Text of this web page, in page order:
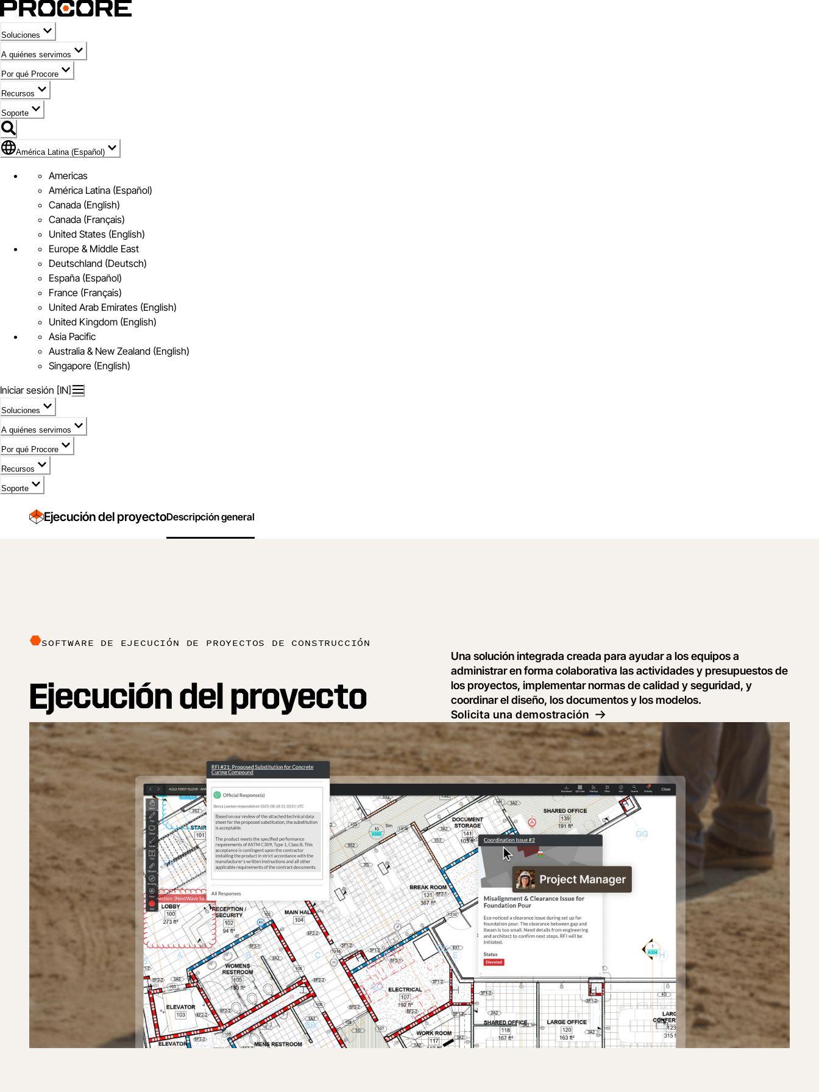
Soluciones
A quiénes servimos
Por qué Procore
Recursos
Soporte
Bandera de América Latina (Español)
América Latina (Español)
Americas
América Latina (Español)
Canada (English)
Canada (Français)
United States (English)
Europe & Middle East
Deutschland (Deutsch)
España (Español)
France (Français)
United Arab Emirates (English)
United Kingdom (English)
Asia Pacific
Australia & New Zealand (English)
Singapore (English)
Iniciar sesión [IN]
Soluciones
A quiénes servimos
Por qué Procore
Recursos
Soporte
Ejecución del proyectoDescripción general
SOFTWARE DE EJECUCIÓN DE PROYECTOS DE CONSTRUCCIÓN
Ejecución del proyecto
Una solución integrada creada para ayudar a los equipos a
administrar en forma colaborativa las actividades y presupuestos de
los proyectos, implementar normas de calidad y seguridad, y
coordinar el diseño, los documentos y los modelos.
Solicita una demostración